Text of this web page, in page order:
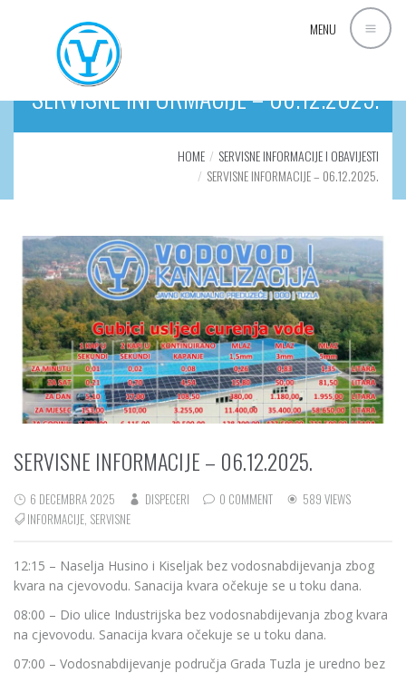
MENU
SERVISNE INFORMACIJE – 06.12.2025.
HOME
SERVISNE INFORMACIJE I OBAVIJESTI
SERVISNE INFORMACIJE – 06.12.2025.
SERVISNE INFORMACIJE – 06.12.2025.
6 DECEMBRA 2025 DISPECERI 0 COMMENT
589 VIEWS
INFORMACIJE SERVISNE
12:15 – Naselja Husino i Kiseljak bez vodosnabdijevanja zbog
kvara na cjevovodu. Sanacija kvara očekuje se u toku dana.
08:00 – Dio ulice Industrijska bez vodosnabdijevanja zbog kvara
na cjevovodu. Sanacija kvara očekuje se u toku dana.
07:00 – Vodosnabdijevanje područja Grada Tuzla je uredno bez